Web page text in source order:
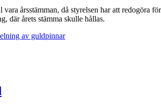
årsstämman, då styrelsen har att redogöra
där årets stämma skulle hållas.
av guldpinnar